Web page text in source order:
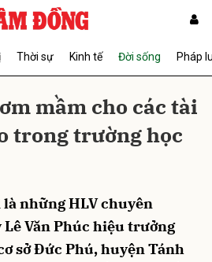
Thời sự Kinh tế Đời sống Pháp
mầm cho các tài
trong trường học
những HLV chuyên
Văn Phúc hiệu trưởng
sở Đức Phú, huyện Tánh
Hủy Gửi